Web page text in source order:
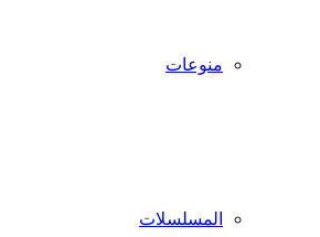
منوعات
المسلسلات